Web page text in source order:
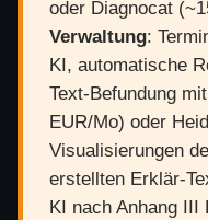
oder Diagnocat
Verwaltung:
KI, automatische
Text-Befundung
EUR/Mo) oder
Visualisierungen
erstellten Erklär-
KI nach Anhang III